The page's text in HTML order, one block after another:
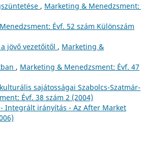
, Marketing & Menedzsment:
Évf. 52 szám Különszám
jövő vezetőitől , Marketing &
, Marketing & Menedzsment: Évf. 47
sajátosságai Szabolcs-Szatmár-
Évf. 38 szám 2 (2004)
Integrált irányítás - Az After Market